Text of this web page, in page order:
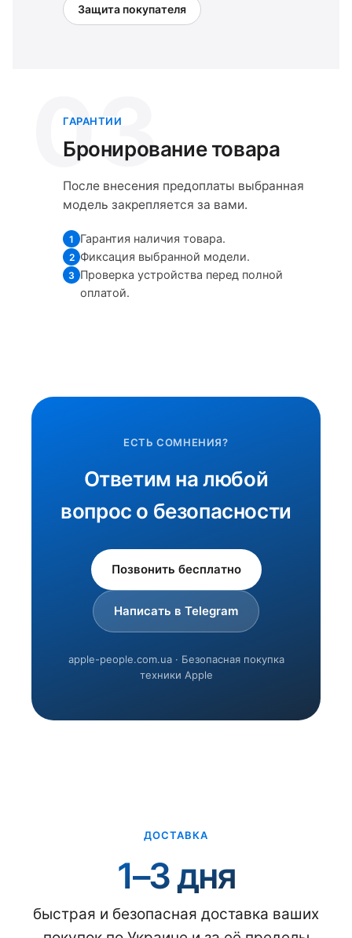
Защита покупателя
03
ГАРАНТИИ
Бронирование товара
После внесения предоплаты выбранная
модель закрепляется за вами.
1 Гарантия наличия товара.
2 Фиксация выбранной модели.
3 Проверка устройства перед полной
оплатой.
ЕСТЬ СОМНЕНИЯ?
Ответим на любой
вопрос о безопасности
Позвонить бесплатно
Написать в Telegram
apple-people.com.ua · Безопасная покупка
техники Apple
ДОСТАВКА
1–3 дня
быстрая и безопасная доставка ваших